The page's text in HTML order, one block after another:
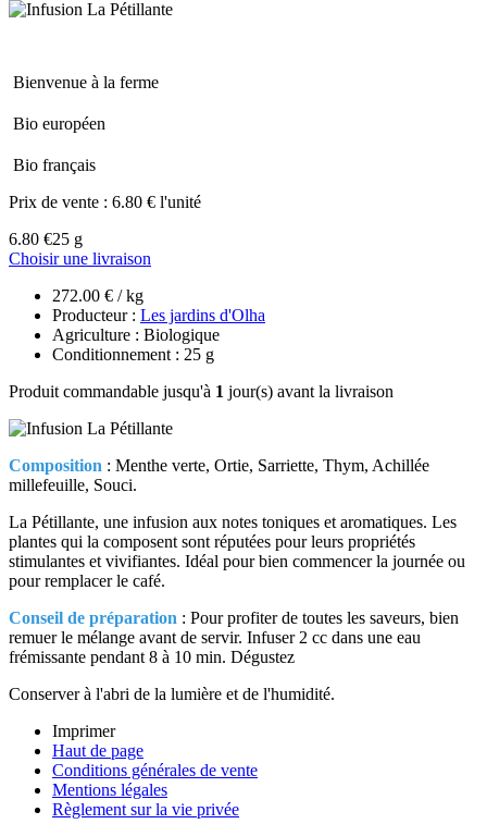
Bienvenue à la ferme
Bio européen
Bio français
Prix de vente : 6.80 € l'unité
6.80 €25 g
Choisir une livraison
272.00 € / kg
Producteur : Les jardins d'Olha
Agriculture : Biologique
Conditionnement : 25 g
Produit commandable jusqu'à 1 jour(s) avant la livraison
Composition : Menthe verte, Ortie, Sarriette, Thym, Achillée
millefeuille, Souci.
La Pétillante, une infusion aux notes toniques et aromatiques. Les
plantes qui la composent sont réputées pour leurs propriétés
stimulantes et vivifiantes. Idéal pour bien commencer la journée ou
pour remplacer le café.
Conseil de préparation : Pour profiter de toutes les saveurs, bien
remuer le mélange avant de servir. Infuser 2 cc dans une eau
frémissante pendant 8 à 10 min. Dégustez
Conserver à l'abri de la lumière et de l'humidité.
Imprimer
Haut de page
Conditions générales de vente
Mentions légales
Règlement sur la vie privée